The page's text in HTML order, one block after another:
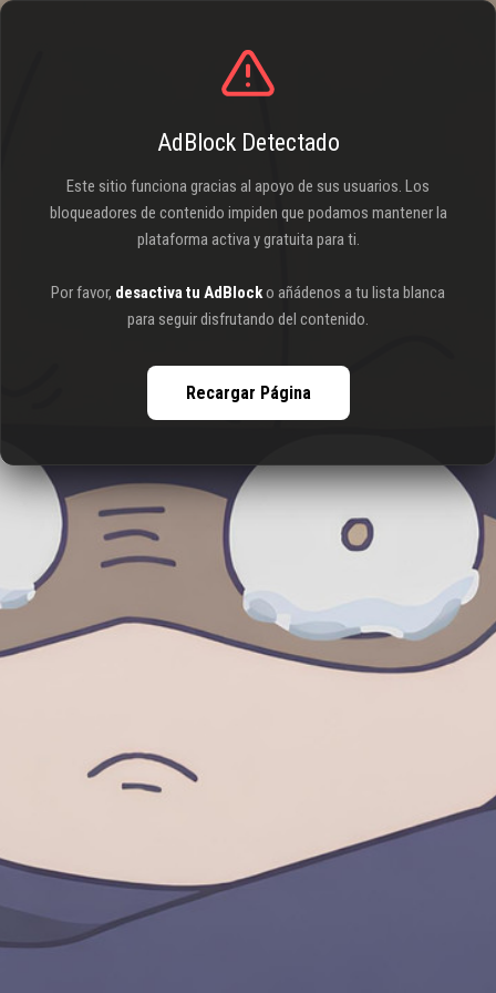
AdBlock Detectado
Este sitio funciona gracias al apoyo de sus usuarios. Los
bloqueadores de contenido impiden que podamos mantener la
plataforma activa y gratuita para ti.
Por favor, desactiva tu AdBlocko añádenos a tu lista blanca
para seguir disfrutando del contenido.
Recargar Página